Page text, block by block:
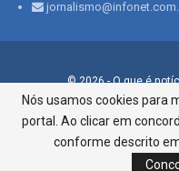
© 2026 - O que é
Infonet - Rua
Aracaju-SE, CEP 49015-
Nós usamos cookies para
portal. Ao clicar em
conforme descrito